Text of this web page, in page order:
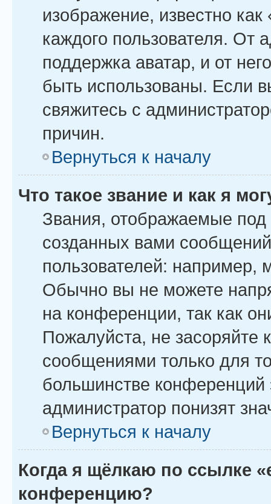
изображение, известно
каждого пользователя. От
поддержка аватар, и от
быть использованы. Если
свяжитесь с
причин.
Вернуться к началу
Что такое звание и как я
Звания, отображаемые
созданных вами
пользователей: например,
Обычно вы не можете
на конференции, так как
Пожалуйста, не
сообщениями только для
большинстве
администратор понизят
Вернуться к началу
Когда я щёлкаю по ссылке
конференцию?